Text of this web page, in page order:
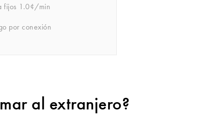
fijos 1.0¢/min
por conexión
al extranjero?